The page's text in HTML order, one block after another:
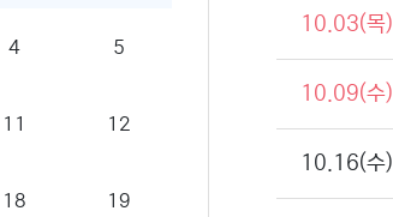
4 5
11 12
18 19
10.03(목)
10.09(수)
10.16(수)